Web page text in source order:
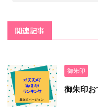
関連記事
御朱印
御朱印お